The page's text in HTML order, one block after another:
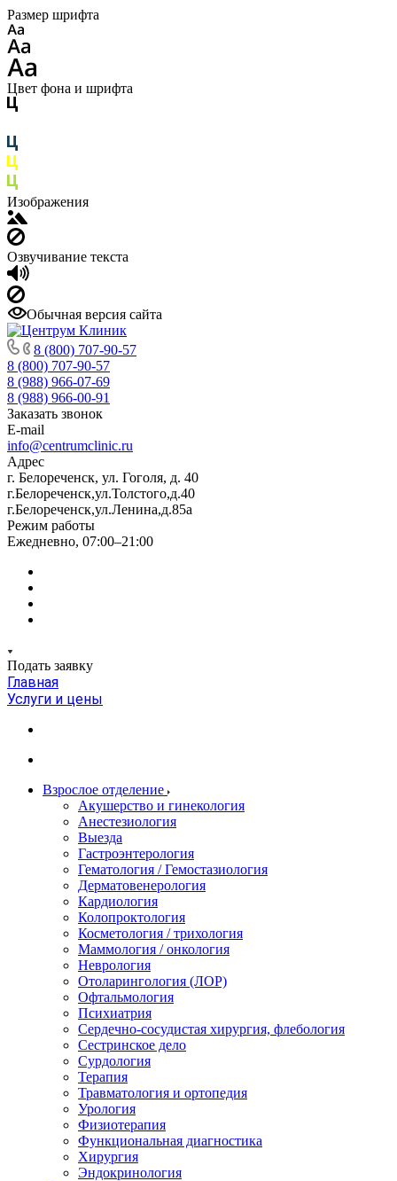
Размер шрифта
Цвет фона и шрифта
Изображения
Озвучивание текста
Обычная версия сайта
8 (800) 707-90-57
8 (800) 707-90-57
8 (988) 966-07-69
8 (988) 966-00-91
Заказать звонок
E-mail
info@centrumclinic.ru
Адрес
г. Белореченск, ул. Гоголя, д. 40
г.Белореченск,ул.Толстого,д.40
г.Белореченск,ул.Ленина,д.85а
Режим работы
Ежедневно, 07:00–21:00
Подать заявку
Главная
Услуги и цены
Взрослое отделение
Акушерство и гинекология
Анестезиология
Выезда
Гастроэнтерология
Гематология / Гемостазиология
Дерматовенерология
Кардиология
Колопроктология
Косметология / трихология
Маммология / онкология
Неврология
Отоларингология (ЛОР)
Офтальмология
Психиатрия
Сердечно-сосудистая хирургия, флебология
Сестринское дело
Сурдология
Терапия
Травматология и ортопедия
Урология
Физиотерапия
Функциональная диагностика
Хирургия
Эндокринология